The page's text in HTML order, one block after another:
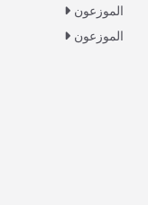
الموزعون
الموزعون